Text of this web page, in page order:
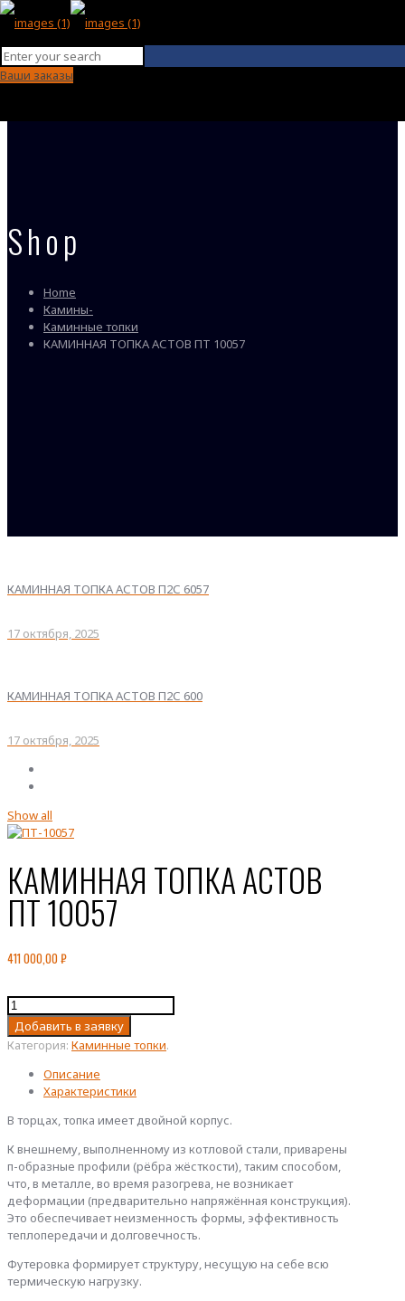
Ваши заказы
Shop
Home
Камины-
Каминные топки
КАМИННАЯ ТОПКА АСТОВ ПТ 10057
КАМИННАЯ ТОПКА АСТОВ П2С 6057
17 октября, 2025
КАМИННАЯ ТОПКА АСТОВ П2С 600
17 октября, 2025
Show all
КАМИННАЯ ТОПКА АСТОВ
ПТ 10057
411 000,00 ₽
Количество
товара
КАМИННАЯ
ТОПКА
АСТОВ
Добавить в заявку
Категория: Каминные топки.
Описание
Характеристики
В торцах, топка имеет двойной корпус.
К внешнему, выполненному из котловой стали, приварены
п-образные профили (рёбра жёсткости), таким способом,
что, в металле, во время разогрева, не возникает
деформации (предварительно напряжённая конструкция).
Это обеспечивает неизменность формы, эффективность
теплопередачи и долговечность.
Футеровка формирует структуру, несущую на себе всю
термическую нагрузку.